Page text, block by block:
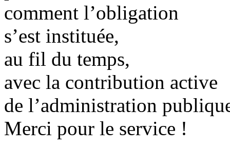
comment l’obligation
s’est instituée,
au fil du temps,
avec la contribution active
de l’administration
Merci pour le service !